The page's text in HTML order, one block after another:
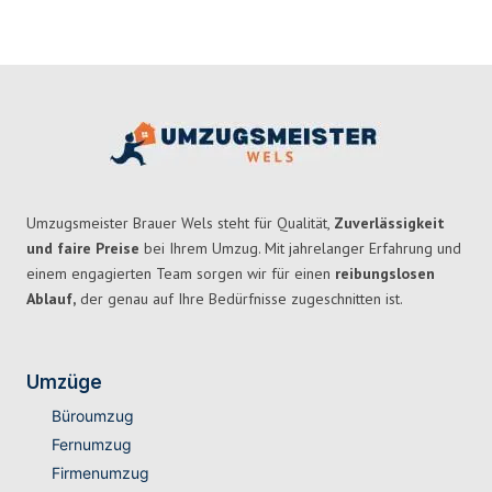
Umzugsmeister Brauer Wels steht für Qualität, Zuverlässigkeit
und faire Preise bei Ihrem Umzug. Mit jahrelanger Erfahrung und
einem engagierten Team sorgen wir für einen reibungslosen
Ablauf, der genau auf Ihre Bedürfnisse zugeschnitten ist.
Umzüge
Büroumzug
Fernumzug
Firmenumzug